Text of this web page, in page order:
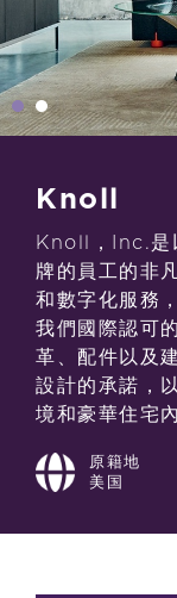
Knoll
Knoll，Inc.是
牌的員工的非
和數字化服務
我們國際認可
革、配件以及
設計的承諾，
境和豪華住宅
原籍地
美国